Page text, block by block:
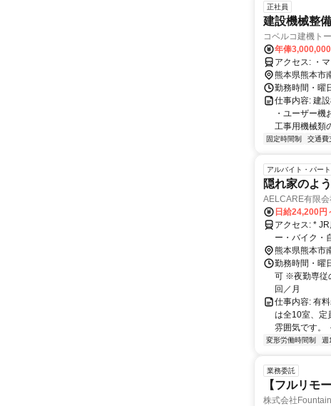
正社員
建設機械整
コベルコ建機ト
年俸
ア
熊本県熊本市
勤務時間・曜
仕事内容: 建
・ユーザー
工事用機械類
固定時間制 交通費
アルバイト・パート
隠れ家のよ
AELCARE有限会
日給24,200円
アクセス: * JR鹿児島線「富合駅」または「宇土駅」から車で13分～14分 * マイカ
ー・バイク・
熊本県熊本市
勤務時間・曜
可 ※夜勤専従
回／月
仕事内容: 有
は全10室、定
雰囲気です。
変形労働時間制 週
業務委託
【フルリモ
株式会社Fountain